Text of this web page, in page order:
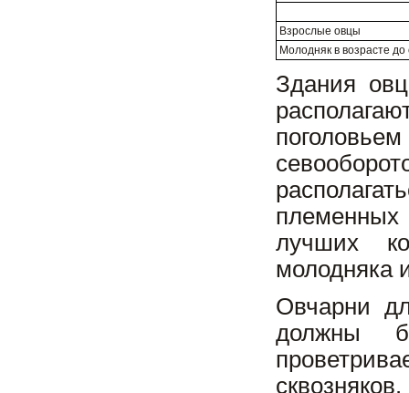
Взрослые овцы
Молодняк в возрасте до
Здания
лучших
молодняка
Овчарни
должны